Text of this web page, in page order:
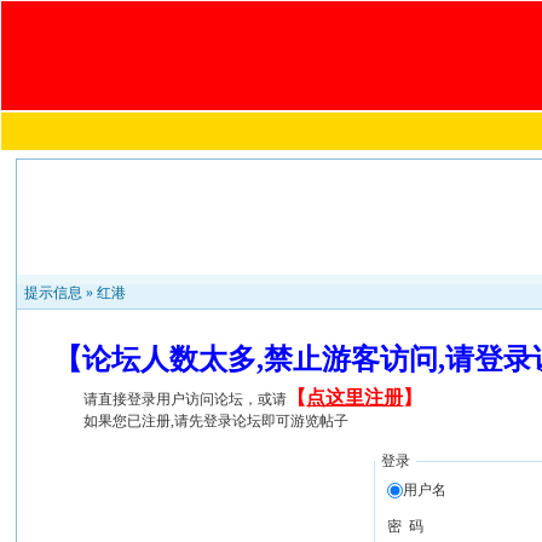
提示信息 »红港
【论坛人数太多,禁止游客访问,请登
请直接登录用户访问论坛，或请 【 点这里注册】
如果您已注册,请先登录论坛即可游览帖子
登录
用户名
密 码